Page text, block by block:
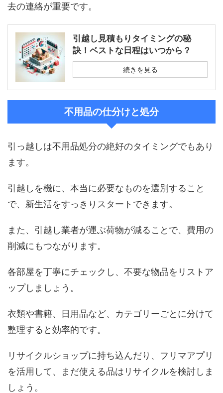
去の連絡が重要です。
引越し見積もりタイミングの秘
訣！ベストな日程はいつから？
続きを見る
不用品の仕分けと処分
引っ越しは不用品処分の絶好のタイミングでもあり
ます。
引越しを機に、本当に必要なものを選別すること
で、新生活をすっきりスタートできます。
また、引越し業者が運ぶ荷物が減ることで、費用の
削減にもつながります。
各部屋を丁寧にチェックし、不要な物品をリストア
ップしましょう。
衣類や書籍、日用品など、カテゴリーごとに分けて
整理すると効率的です。
リサイクルショップに持ち込んだり、フリマアプリ
を活用して、まだ使える品はリサイクルを検討しま
しょう。